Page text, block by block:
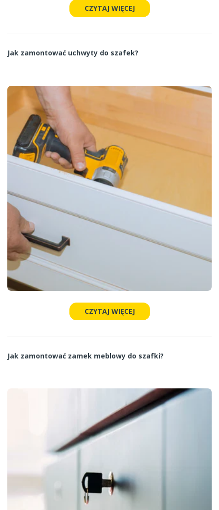
CZYTAJ WIĘCEJ
Jak zamontować uchwyty do szafek?
CZYTAJ WIĘCEJ
Jak zamontować zamek meblowy do szafki?